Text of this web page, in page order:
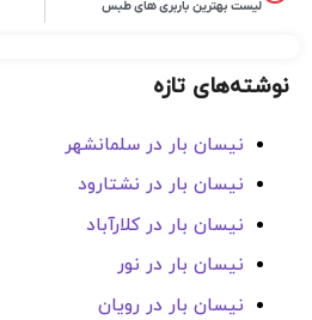
لیست بهترین باربری های طبس
نوشته‌های تازه
نیسان بار در سلمانشهر
نیسان بار در نشتارود
نیسان بار در کلارآباد
نیسان بار در نور
نیسان بار در رویان